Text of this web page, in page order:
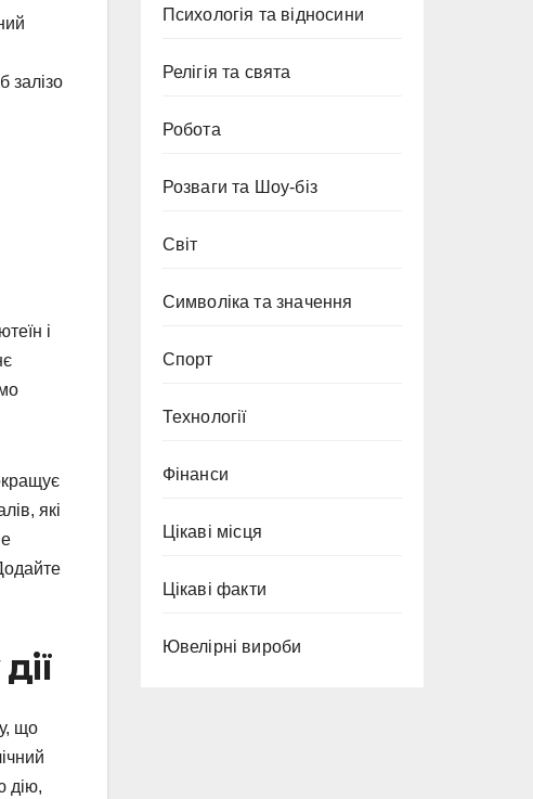
залізо
і
які
що
дію,
Психологія та відносини
Релігія та свята
Робота
Розваги та Шоу-біз
Світ
Символіка та значення
Спорт
Технології
Фінанси
Цікаві місця
Цікаві факти
Ювелірні вироби